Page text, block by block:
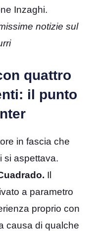
Inzaghi.
notizie sul
quattro
il punto
in fascia che
si aspettava.
Il
a parametro
proprio con
causa di qualche